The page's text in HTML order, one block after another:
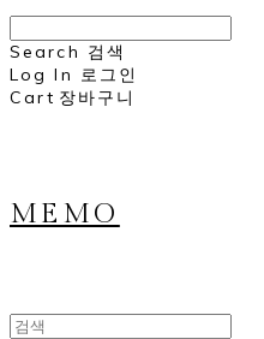
Search 검색
Log In 로그인
Cart 장바구니
MEMO